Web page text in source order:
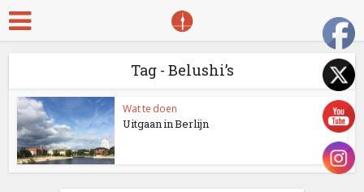
Tag - Belushi’s
Wat te doen
Uitgaan in Berlijn